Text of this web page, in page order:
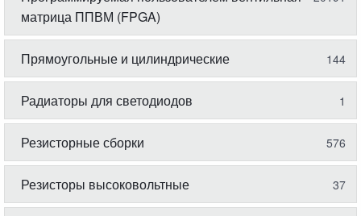
матрица ППВМ (FPGA)
Прямоугольные и цилиндрические 144
Радиаторы для светодиодов 1
Резисторные сборки 576
Резисторы высоковольтные 37